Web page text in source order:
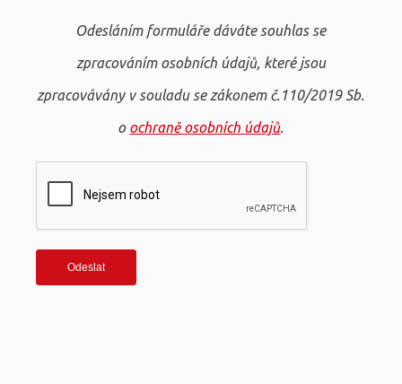
Odesláním formuláře dáváte souhlas se
zpracováním osobních údajů, které jsou
zpracovávány v souladu se zákonem č.110/2019 Sb.
o ochraně osobních údajů.